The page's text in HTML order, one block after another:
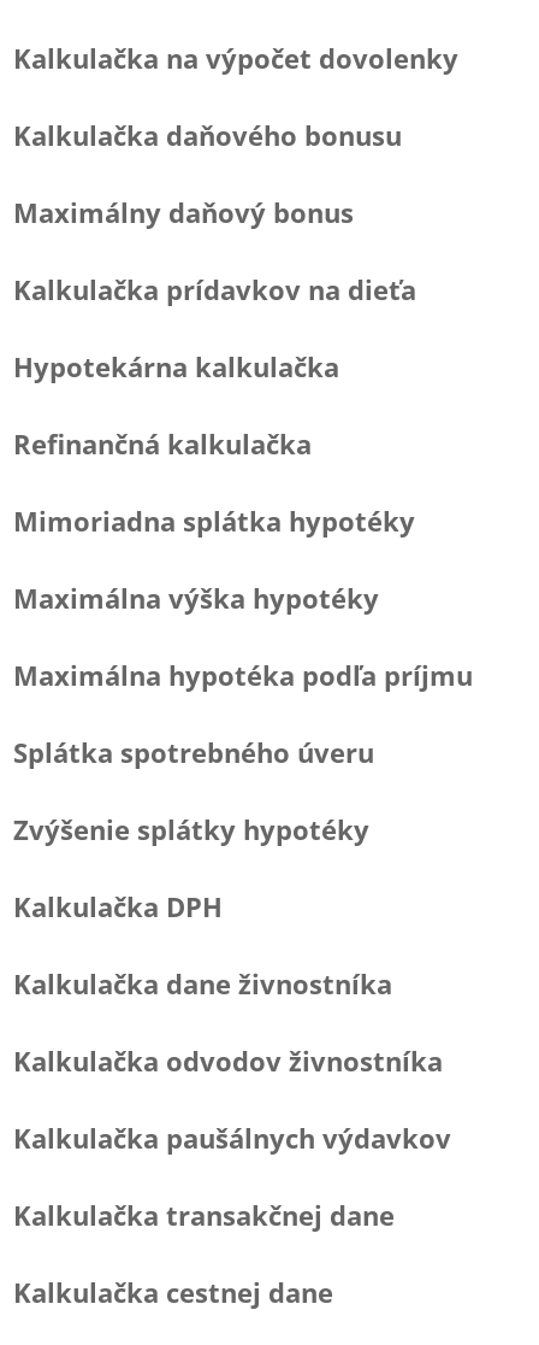
Kalkulačka na výpočet dovolenky
Kalkulačka daňového bonusu
Maximálny daňový bonus
Kalkulačka prídavkov na dieťa
Hypotekárna kalkulačka
Refinančná kalkulačka
Mimoriadna splátka hypotéky
Maximálna výška hypotéky
Maximálna hypotéka podľa príjmu
Splátka spotrebného úveru
Zvýšenie splátky hypotéky
Kalkulačka DPH
Kalkulačka dane živnostníka
Kalkulačka odvodov živnostníka
Kalkulačka paušálnych výdavkov
Kalkulačka transakčnej dane
Kalkulačka cestnej dane